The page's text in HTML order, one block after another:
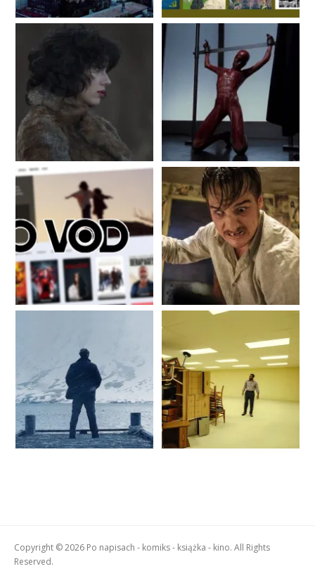
Copyright © 2026 Po napisach - komiks - książka - kino. All Rights
Reserved.